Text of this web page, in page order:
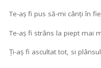
Te-aș fi pus să-mi cânți în
Te-aș fi strâns la piept mai
Ți-aș fi ascultat tot, si